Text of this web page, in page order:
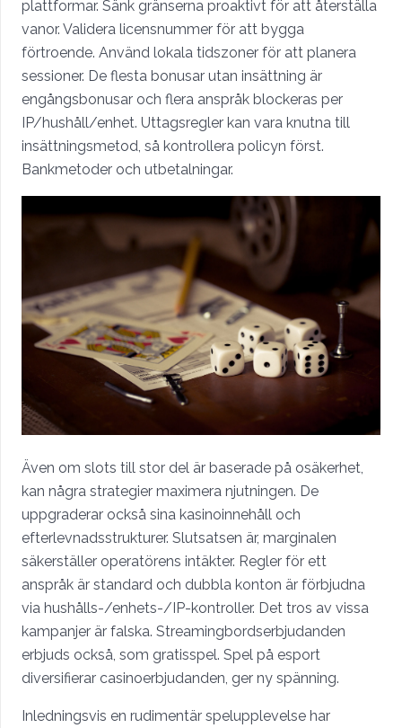
plattformar. Sänk gränserna proaktivt för att återställa
vanor. Validera licensnummer för att bygga
förtroende. Använd lokala tidszoner för att planera
sessioner. De flesta bonusar utan insättning är
engångsbonusar och flera anspråk blockeras per
IP/hushåll/enhet. Uttagsregler kan vara knutna till
insättningsmetod, så kontrollera policyn först.
Bankmetoder och utbetalningar.
Även om slots till stor del är baserade på osäkerhet,
kan några strategier maximera njutningen. De
uppgraderar också sina kasinoinnehåll och
efterlevnadsstrukturer. Slutsatsen är, marginalen
säkerställer operatörens intäkter. Regler för ett
anspråk är standard och dubbla konton är förbjudna
via hushålls-/enhets-/IP-kontroller. Det tros av vissa
kampanjer är falska. Streamingbordserbjudanden
erbjuds också, som gratisspel. Spel på esport
diversifierar casinoerbjudanden, ger ny spänning.
Inledningsvis en rudimentär spelupplevelse har